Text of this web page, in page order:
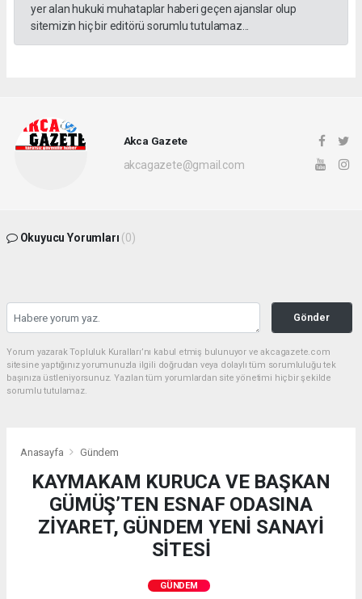
yer alan hukuki muhataplar haberi geçen ajanslar olup
sitemizin hiç bir editörü sorumlu tutulamaz...
Akca Gazete
akcagazete@gmail.com
Okuyucu Yorumları (0)
Gönder
Yorum yazarak Topluluk Kuralları’nı kabul etmiş bulunuyor ve akcagazete.com
sitesine yaptığınız yorumunuzla ilgili doğrudan veya dolaylı tüm sorumluluğu tek
başınıza üstleniyorsunuz. Yazılan tüm yorumlardan site yönetimi hiçbir şekilde
sorumlu tutulamaz.
Anasayfa Gündem
KAYMAKAM KURUCA VE BAŞKAN
GÜMÜŞ’TEN ESNAF ODASINA
ZİYARET, GÜNDEM YENİ SANAYİ
SİTESİ
GÜNDEM